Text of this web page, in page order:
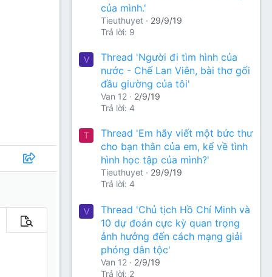
tùy chọn…
Xem trước
của mình.'
Tieuthuyet
29/9/19
Trả lời: 9
V
Thread 'Người đi tìm hình của
nước - Chế Lan Viên, bài thơ gối
đầu giường của tôi'
Van 12
2/9/19
Trả lời: 4
T
Thread 'Em hãy viết một bức thư
cho bạn thân của em, kể về tình
hình học tập của mình?'
Tieuthuyet
29/9/19
Trả lời: 4
V
Thread 'Chủ tịch Hồ Chí Minh và
10 dự đoán cực kỳ quan trọng
ảnh hưởng đến cách mạng giải
phóng dân tộc'
Van 12
2/9/19
Trả lời: 2